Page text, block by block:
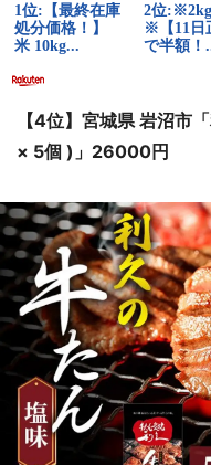
【4位】宮城県 岩沼市
× 5個 )」26000円